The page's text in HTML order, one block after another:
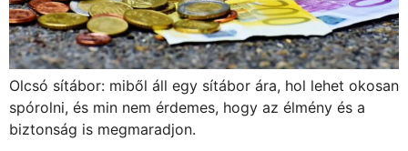
Olcsó sítábor: miből áll egy sítábor ára, hol lehet okosan
spórolni, és min nem érdemes, hogy az élmény és a
biztonság is megmaradjon.